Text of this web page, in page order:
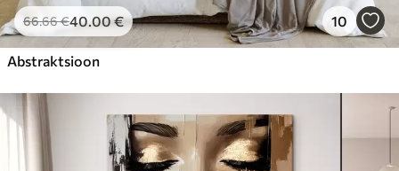
66.66€40.00€ 10
Abstraktsioon